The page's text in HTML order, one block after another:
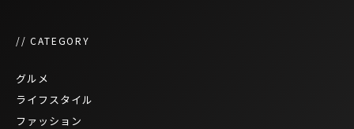
// CATEGORY
グルメ
ライフスタイル
ファッション